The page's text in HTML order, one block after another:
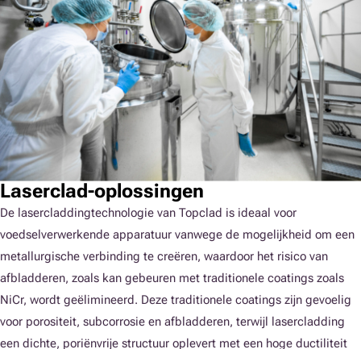
Laserclad-oplossingen
De lasercladdingtechnologie van Topclad is ideaal voor
voedselverwerkende apparatuur vanwege de mogelijkheid om een
metallurgische verbinding te creëren, waardoor het risico van
afbladderen, zoals kan gebeuren met traditionele coatings zoals
NiCr, wordt geëlimineerd. Deze traditionele coatings zijn gevoelig
voor porositeit, subcorrosie en afbladderen, terwijl lasercladding
een dichte, poriënvrije structuur oplevert met een hoge ductiliteit